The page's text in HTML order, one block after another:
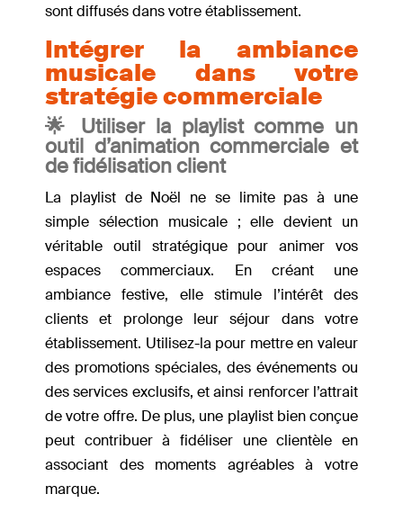
sont diffusés dans votre établissement.
Intégrer la ambiance
musicale dans votre
stratégie commerciale
🌟 Utiliser la playlist comme un
outil d’animation commerciale et
de fidélisation client
La playlist de Noël ne se limite pas à une
simple sélection musicale ; elle devient un
véritable outil stratégique pour animer vos
espaces commerciaux. En créant une
ambiance festive, elle stimule l’intérêt des
clients et prolonge leur séjour dans votre
établissement. Utilisez-la pour mettre en valeur
des promotions spéciales, des événements ou
des services exclusifs, et ainsi renforcer l’attrait
de votre offre. De plus, une playlist bien conçue
peut contribuer à fidéliser une clientèle en
associant des moments agréables à votre
marque.